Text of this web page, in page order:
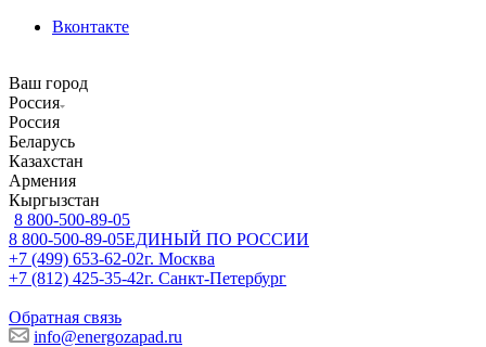
Вконтакте
Ваш город
Россия
Россия
Беларусь
Казахстан
Армения
Кыргызстан
8 800-500-89-05
8 800-500-89-05ЕДИНЫЙ ПО РОССИИ
+7 (499) 653-62-02г. Москва
+7 (812) 425-35-42г. Санкт-Петербург
Обратная связь
info@energozapad.ru